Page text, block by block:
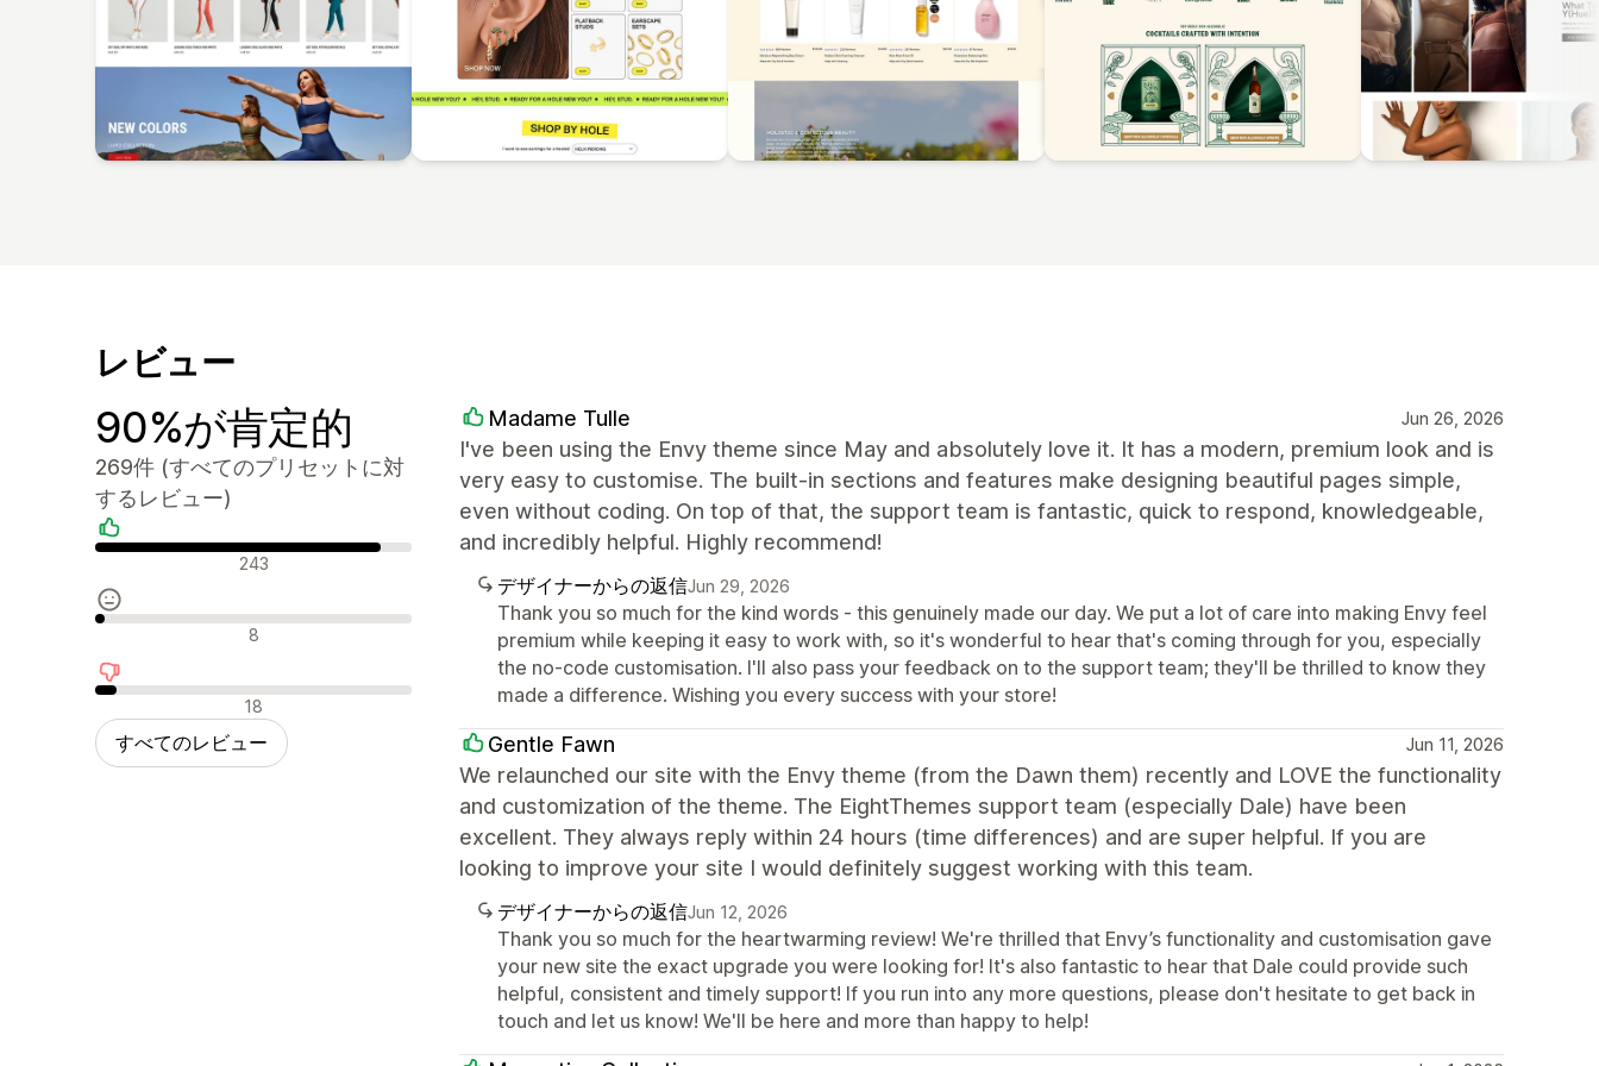
レビュー
90%が肯定的
269件 (すべてのプリセットに対
するレビュー)
肯定的なレビュー243
中間的なレビュー8
否定的なレビュー18
すべてのレビュー
Madame Tulle Jun 26, 2026
I've been using the Envy theme since May and absolutely love it. It has a modern, premium look and is
very easy to customise. The built-in sections and features make designing beautiful pages simple,
even without coding. On top of that, the support team is fantastic, quick to respond, knowledgeable,
and incredibly helpful. Highly recommend!
デザイナーからの返信Jun 29, 2026
Thank you so much for the kind words - this genuinely made our day. We put a lot of care into making Envy feel
premium while keeping it easy to work with, so it's wonderful to hear that's coming through for you, especially
the no-code customisation. I'll also pass your feedback on to the support team; they'll be thrilled to know they
made a difference. Wishing you every success with your store!
Gentle Fawn Jun 11, 2026
We relaunched our site with the Envy theme (from the Dawn them) recently and LOVE the functionality
and customization of the theme. The EightThemes support team (especially Dale) have been
excellent. They always reply within 24 hours (time differences) and are super helpful. If you are
looking to improve your site I would definitely suggest working with this team.
デザイナーからの返信Jun 12, 2026
Thank you so much for the heartwarming review! We're thrilled that Envy’s functionality and customisation gave
your new site the exact upgrade you were looking for! It's also fantastic to hear that Dale could provide such
helpful, consistent and timely support! If you run into any more questions, please don't hesitate to get back in
touch and let us know! We'll be here and more than happy to help!